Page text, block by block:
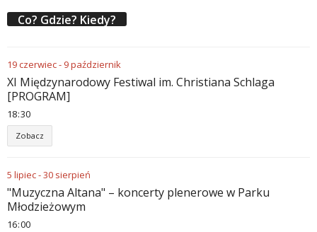
Co? Gdzie? Kiedy?
19czerwiec- 9październik
XI Międzynarodowy Festiwal im. Christiana Schlaga
[PROGRAM]
18 30
Zobacz
5 lipiec-30 sierpień
"Muzyczna Altana" – koncerty plenerowe w Parku
Młodzieżowym
16 00